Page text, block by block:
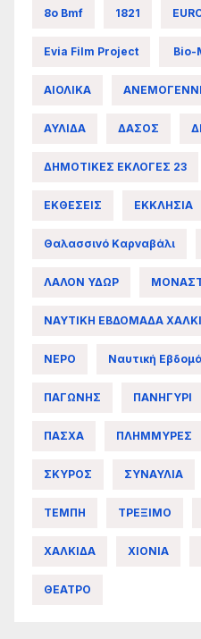
8ο Bmf 1821
Evia Film Project Bio-
ΑΙΟΛΙΚΑ
ΑΥΛΙΔΑ ΔΑΣΟΣ
ΔΗΜΟΤΙΚΕΣ ΕΚΛΟΓΕΣ 23
ΕΚΘΕΣΕΙΣ ΕΚΚΛΗΣΙΑ
Θαλασσινό Καρναβάλι
ΛΑΛΟΝ ΥΔΩΡ
ΝΑΥΤΙΚΗ ΕΒΔΟΜΑΔΑ
ΝΕΡΟ Ναυτική
ΠΑΓΩΝΗΣ ΠΑΝΗΓΥΡΙ
ΠΑΣΧΑ ΠΛΗΜΜΥΡΕΣ
ΣΚΥΡΟΣ ΣΥΝΑΥΛΙΑ
ΤΕΜΠΗ ΤΡΕΞΙΜΟ
ΧΑΛΚΙΔΑ ΧΙΟΝΙΑ
ΘΕΑΤΡΟ